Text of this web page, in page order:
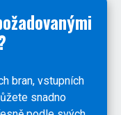
bran, vstupních
snadno